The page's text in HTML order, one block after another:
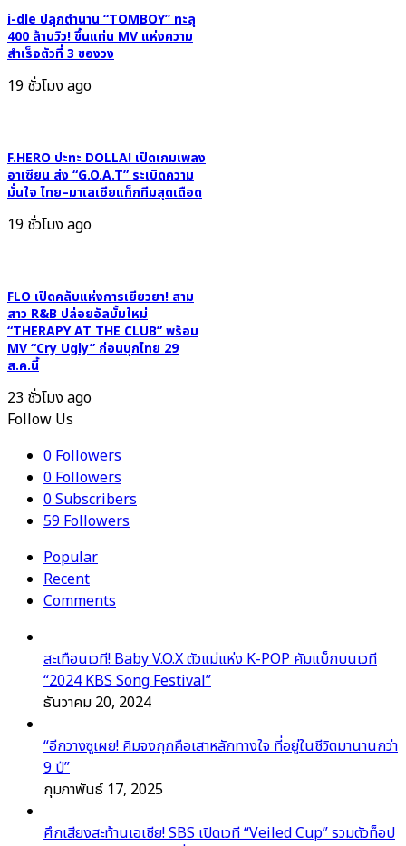
ใน
ดวงใจ
ยุค
2000
“ขอ
สุดท้าย”
ชาว
Y
เตรียม
ทิชชู
ให้
พร้อม!
i-dle ปลุกตำนาน “TOMBOY” ทะลุ
400 ล้านวิว! ขึ้นแท่น MV แห่งความ
สำเร็จตัวที่ 3 ของวง
19 ชั่วโมง ago
F.HERO ปะทะ DOLLA! เปิดเกมเพลง
อาเซียน ส่ง “G.O.A.T” ระเบิดความ
มั่นใจ ไทย–มาเลเซียแท็กทีมสุดเดือด
19 ชั่วโมง ago
FLO เปิดคลับแห่งการเยียวยา! สาม
สาว R&B ปล่อยอัลบั้มใหม่
“THERAPY AT THE CLUB” พร้อม
MV “Cry Ugly” ก่อนบุกไทย 29
ส.ค.นี้
23 ชั่วโมง ago
Follow Us
0 Followers
0 Followers
0Subscribers
59 Followers
Popular
Recent
Comments
สะเทือนเวที! Baby V.O.X ตัวแม่แห่ง K-POP คัมแบ็กบนเวที
“2024 KBS Song Festival”
ธันวาคม 20, 2024
“อีกวางซูเผย! คิมจงกุกคือเสาหลักทางใจ ที่อยู่ในชีวิตมานานกว่า
9 ปี”
กุมภาพันธ์ 17, 2025
ศึกเสียงสะท้านเอเชีย! SBS เปิดเวที “Veiled Cup” รวมตัวท็อป